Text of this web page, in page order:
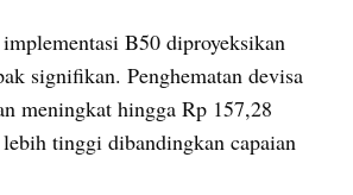
B50 diproyeksikan
signifikan. Penghematan devisa
meningkat hingga Rp 157,28
tinggi dibandingkan capaian